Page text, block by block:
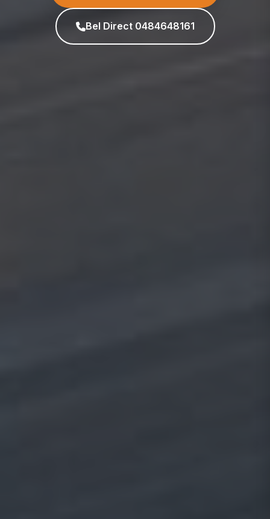
Bel Direct 0484648161